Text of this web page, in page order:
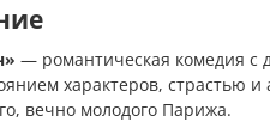
— романтическая комедия с
характеров, страстью и
вечно молодого Парижа.